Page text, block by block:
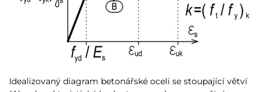
Idealizovaný diagram betonářské oceli se stoupající větví